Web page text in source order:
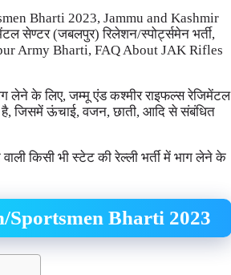
Bharti 2023, Jammu and Kashmir
सेण्टर (जबलपुर) रिलेशन/स्पोर्ट्समेन भर्ती,
Army Bharti, FAQ About JAK Rifles
लेने के लिए, जम्मू एंड कश्मीर राइफल्स रेजिमेंटल
है, जिसमें ऊंचाई, वजन, छाती, आदि से संबंधित
किसी भी स्टेट की रेल्ली भर्ती में भाग लेने के
Sportsmen Bharti 2023